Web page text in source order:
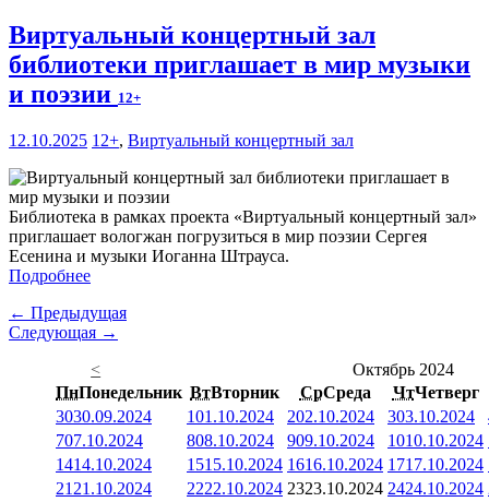
Виртуальный концертный зал
библиотеки приглашает в мир музыки
и поэзии 12+
12.10.2025 12+, Виртуальный концертный зал
Библиотека в рамках проекта «Виртуальный концертный зал»
приглашает вологжан погрузиться в мир поэзии Сергея
Есенина и музыки Иоганна Штрауса.
Подробнее
← Предыдущая
Следующая →
<
Октябрь 2024
ПнПонедельник ВтВторник СрСреда ЧтЧетверг
3030.09.2024 101.10.2024 202.10.2024 303.10.2024
707.10.2024 808.10.2024 909.10.2024 1010.10.2024
1414.10.2024 1515.10.2024 1616.10.2024 1717.10.2024
21 21.10.2024 2222.10.2024 2323.10.2024 2424.10.2024